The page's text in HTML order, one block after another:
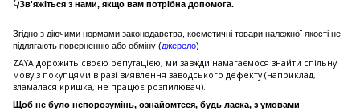
👇Зв'яжіться з нами, якщо вам потрібна допомога.
Згідно з діючими нормами законодавства, косметичні товари належної якості не
підлягають поверненню або обміну (джерело)
ZAYA дорожить своєю репутацією, ми завжди намагаємося знайти спільну
мову з покупцями в разі виявлення заводського дефекту (наприклад,
зламалася кришка, не працює розпилювач).
Щоб не було непорозумінь, ознайомтеся, будь ласка, з умовами